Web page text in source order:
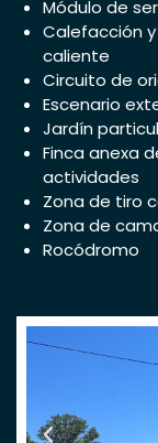
Módulo de
Calefacción
caliente
Circuito de
Escenario
Jardín
Finca anexa
actividades
Zona de tiro
Zona de
Rocódromo